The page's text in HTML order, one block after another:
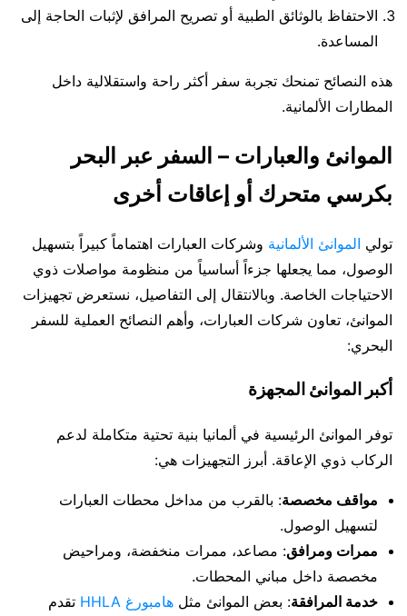
الاحتفاظ بالوثائق الطبية أو تصريح المرافق لإثبات الحاجة إلى
المساعدة.
هذه النصائح تمنحك تجربة سفر أكثر راحة واستقلالية داخل
المطارات الألمانية.
الموانئ والعبارات – السفر عبر البحر
بكرسي متحرك أو إعاقات أخرى
تولي الموانئ الألمانية وشركات العبارات اهتماماً كبيراً بتسهيل
الوصول، مما يجعلها جزءاً أساسياً من منظومة مواصلات ذوي
الاحتياجات الخاصة. وبالانتقال إلى التفاصيل، نستعرض تجهيزات
الموانئ، تعاون شركات العبارات، وأهم النصائح العملية للسفر
البحري:
أكبر الموانئ المجهزة
توفر الموانئ الرئيسية في ألمانيا بنية تحتية متكاملة لدعم
الركاب ذوي الإعاقة. أبرز التجهيزات هي:
مواقف مخصصة: بالقرب من مداخل محطات العبارات
لتسهيل الوصول.
ممرات ومرافق: مصاعد، ممرات منخفضة، ومراحيض
مخصصة داخل مباني المحطات.
خدمة المرافقة: بعض الموانئ مثل هامبورغ HHLA
تقدم